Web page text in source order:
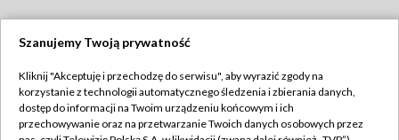
TVP
Abonament TVP
Regulamin TVP
Szanujemy Twoją prywatność
Kliknij "Akceptuję i przechodzę do serwisu", aby wyrazić zgody na
korzystanie z technologii automatycznego śledzenia i zbierania danych,
dostęp do informacji na Twoim urządzeniu końcowym i ich
przechowywanie oraz na przetwarzanie Twoich danych osobowych przez